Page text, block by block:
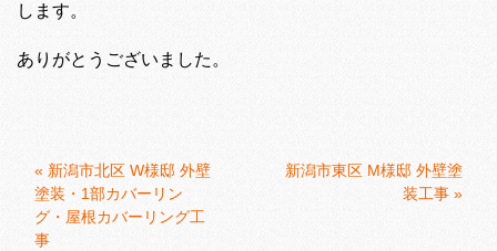
します。
ありがとうございました。
« 新潟市北区 W様邸 外壁
塗装・1部カバーリン
グ・屋根カバーリング工
事
新潟市東区 M様邸 外壁塗
装工事 »